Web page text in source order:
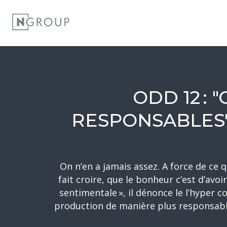
ODD 12 :
On n’en a jamais assez. A force de
fait croire, que le bonheur c’est
sentimentale », il dénonce le l’hyper
production de manière plus